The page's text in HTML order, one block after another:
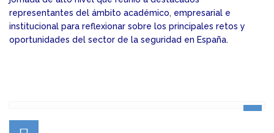
representantes del ámbito académico, empresarial e
institucional para reflexionar sobre los principales retos y
oportunidades del sector de la seguridad en España.